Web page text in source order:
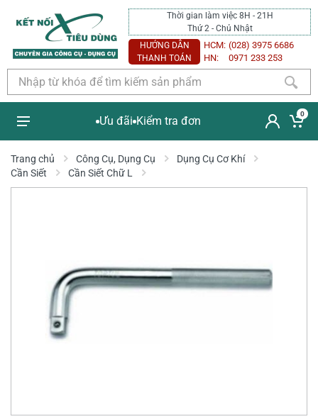
Thời gian làm việc 8H - 21H
Thứ 2 - Chủ Nhật
HƯỚNG DẪN
THANH TOÁN
HCM: (028) 3975 6686
HN:
0971 233 253
Ưu đãi Kiểm tra đơn
0
Trang chủ Công Cụ, Dụng Cụ
Dụng Cụ Cơ Khí
Cần Siết
Cần Siết Chữ L